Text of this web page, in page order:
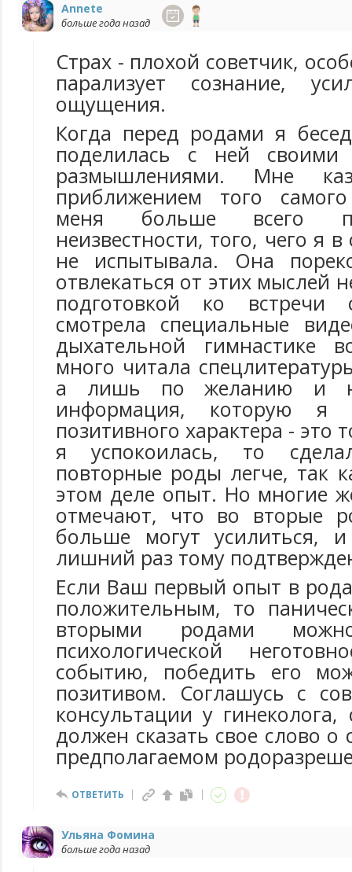
Annete
больше года назад
Страх - плохой советчик,
парализует сознание,
ощущения.
Когда перед родами я
поделилась с ней
размышлениями. Мне
приближением того
меня больше всего
неизвестности, того, чего я
не испытывала. Она
отвлекаться от этих мыслей
подготовкой ко
смотрела специальные
дыхательной гимнастике
много читала
а лишь по желанию и
информация, которую я
позитивного характера - это
я успокоилась, то
повторные роды легче, так
этом деле опыт. Но многие
отмечают, что во вторые
больше могут усилиться,
лишний раз тому
Если Ваш первый опыт в
положительным, то
вторыми родами
психологической
событию, победить его
позитивом. Соглашусь с
консультации у гинеколога,
должен сказать свое слово
предполагаемом
ОТВЕТИТЬ
Ульяна Фомина
больше года назад